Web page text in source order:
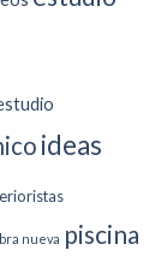
ideas
nueva piscina